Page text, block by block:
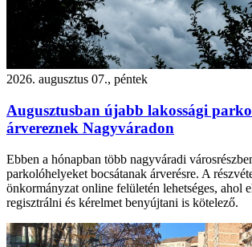
2026. augusztus 07., péntek
Augusztusban újabb lakossági
árvereznek Nagyváradon
Ebben a hónapban több nagyváradi
parkolóhelyeket bocsátanak árverésre. A
önkormányzat online felületén lehetséges, ahol
regisztrálni és kérelmet benyújtani is kötelező.